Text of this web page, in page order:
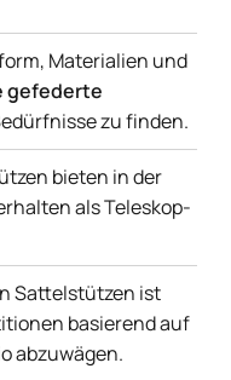
Materialien und
gefederte
zu finden.
bieten in der
als Teleskop-
Sattelstützen ist
basierend auf
abzuwägen.